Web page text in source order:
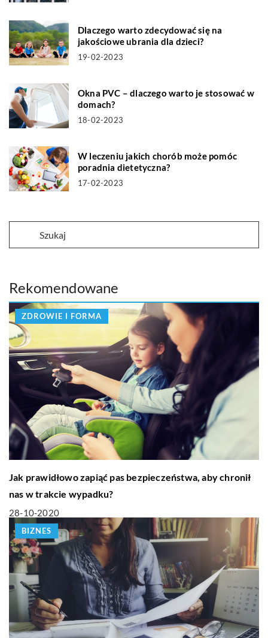
Dlaczego warto zdecydować się na
jakościowe ubrania dla dzieci?
19-02-2023
Okna PVC – dlaczego warto je stosować w
domach?
18-02-2023
W leczeniu jakich chorób może pomóc
poradnia dietetyczna?
17-02-2023
Rekomendowane
ZDROWIE I FORMA
Jak prawidłowo zapiąć pas bezpieczeństwa, aby chronił
nas w trakcie wypadku?
28-10-2020
BIZNES